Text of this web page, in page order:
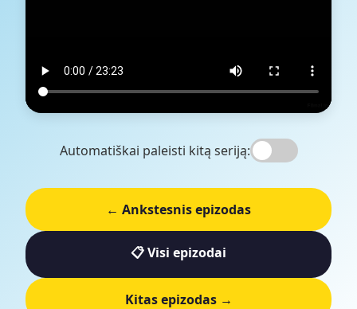
Automatiškai paleisti kitą seriją:
← Ankstesnis epizodas
📋 Visi epizodai
Kitas epizodas →